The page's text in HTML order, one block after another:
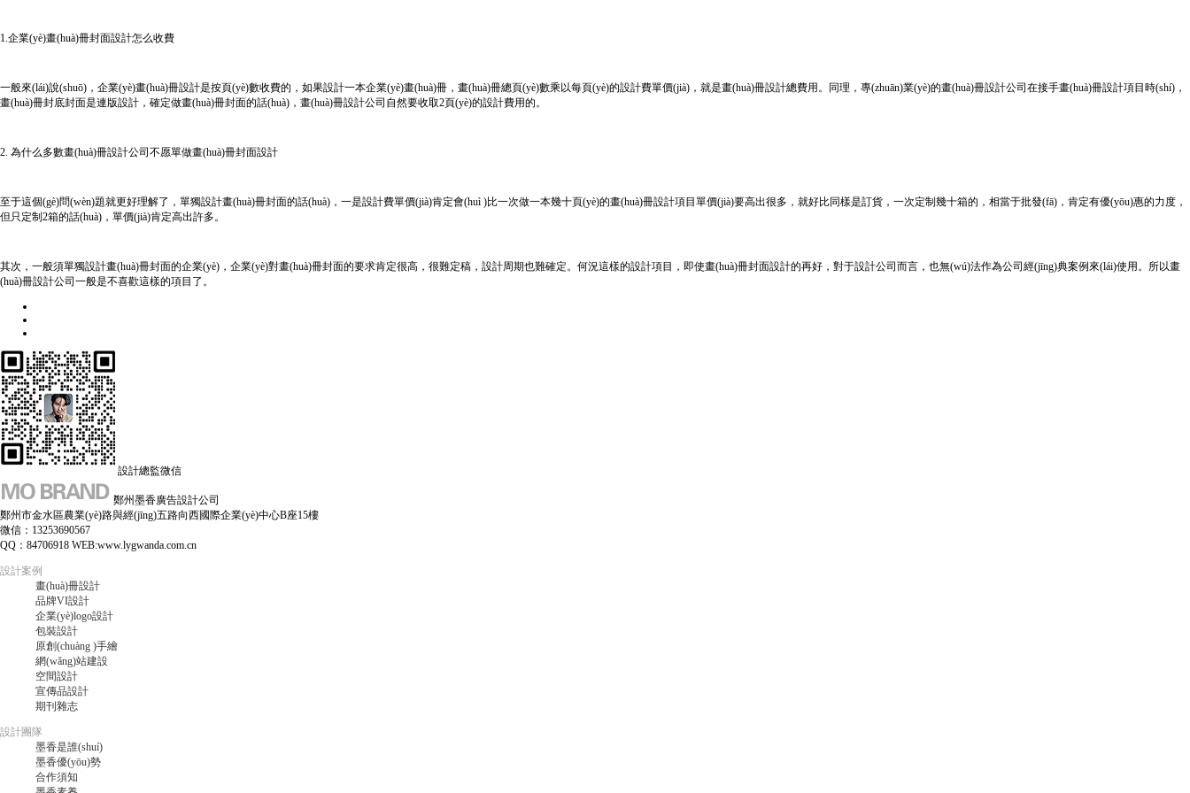
1.企業(yè)畫(huà)冊封面設計怎么收費
一般來(lái)說(shuō)，企業(yè)畫(huà)冊設計是按頁(yè)數收費的，如果設計一本企業(yè)畫(huà)冊，畫(huà)冊總頁(yè)數乘以每頁(yè)的設計費單價(jià)，就是畫(huà)冊設計總費用。同理，專(zhuān)業(yè)的畫(huà)冊設計公司在接手畫(huà)冊設計項目時(shí)，
畫(huà)冊封底封面是連版設計，確定做畫(huà)冊封面的話(huà)，畫(huà)冊設計公司自然要收取2頁(yè)的設計費用的。
2. 為什么多數畫(huà)冊設計公司不愿單做畫(huà)冊封面設計
至于這個(gè)問(wèn)題就更好理解了，單獨設計畫(huà)冊封面的話(huà)，一是設計費單價(jià)肯定會(huì )比一次做一本幾十頁(yè)的畫(huà)冊設計項目單價(jià)要高出很多，就好比同樣是訂貨，一次定制幾十箱的，相當于批發(fā)，肯定有優(yōu)惠的力度，
但只定制2箱的話(huà)，單價(jià)肯定高出許多。
其次，一般須單獨設計畫(huà)冊封面的企業(yè)，企業(yè)對畫(huà)冊封面的要求肯定很高，很難定稿，設計周期也難確定。何況這樣的設計項目，即使畫(huà)冊封面設計的再好，對于設計公司而言，也無(wú)法作為公司經(jīng)典案例來(lái)使用。所以畫
(huà)冊設計公司一般是不喜歡這樣的項目了。
設計總監微信
鄭州墨香廣告設計公司
鄭州市金水區農業(yè)路與經(jīng)五路向西國際企業(yè)中心B座15樓
微信：13253690567
QQ：84706918 WEB:www.lygwanda.com.cn
設計案例
畫(huà)冊設計
品牌VI設計
企業(yè)logo設計
包裝設計
原創(chuàng )手繪
網(wǎng)站建設
空間設計
宣傳品設計
期刊雜志
設計團隊
墨香是誰(shuí)
墨香優(yōu)勢
合作須知